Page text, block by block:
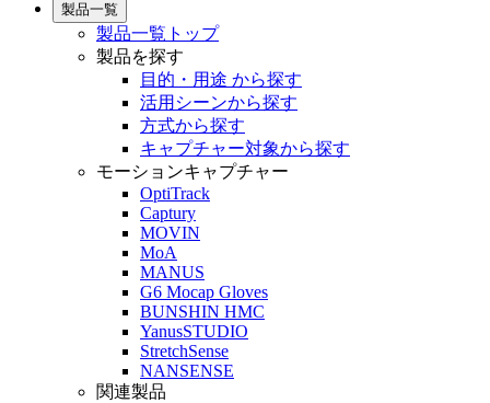
製品一覧
製品一覧トップ
製品を探す
目的・用途 から探す
活用シーンから探す
方式から探す
キャプチャー対象から探す
モーションキャプチャー
OptiTrack
Captury
MOVIN
MoA
MANUS
G6 Mocap Gloves
BUNSHIN HMC
YanusSTUDIO
StretchSense
NANSENSE
関連製品